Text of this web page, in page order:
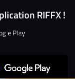
RIFFX !
Play